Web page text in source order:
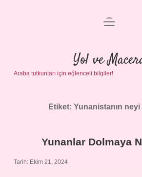
Anasayfa
Gizlilik Politikası
Yasal Uyarı
menüyü
Yol ve
Araba tutkunları için eğlenceli bilgiler!
Etiket: Yunanistanın
Yunanlar Dolmaya
Tarih: Ekim 21, 2024